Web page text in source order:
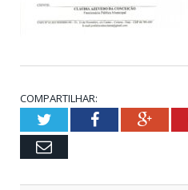
COMPARTILHAR:
TwitterFacebook
Email